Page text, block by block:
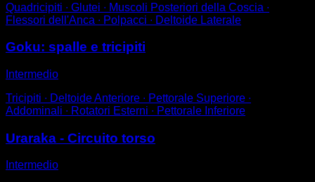
Quadricipiti ∙ Glutei ∙ Muscoli Posteriori della Coscia ∙
Flessori dell'Anca ∙ Polpacci ∙ Deltoide Laterale
Goku: spalle e tricipiti
Intermedio
Tricipiti ∙ Deltoide Anteriore ∙ Pettorale Superiore ∙
Addominali ∙ Rotatori Esterni ∙ Pettorale Inferiore
Uraraka - Circuito torso
Intermedio